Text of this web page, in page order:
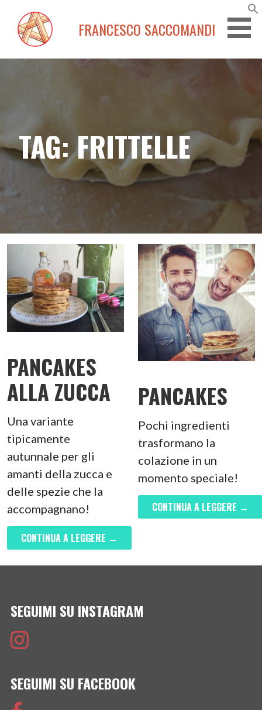
contenuto
FRANCESCO SACCOMANDI
TAG: FRITTELLE
PANCAKES
ALLA ZUCCA
Una variante
tipicamente
autunnale per gli
amanti della zucca e
delle spezie che la
accompagnano!
CONTINUA A LEGGERE →
PANCAKES
Pochi ingredienti
trasformano la
colazione in un
momento speciale!
CONTINUA A LEGGERE →
SEGUIMI SU INSTAGRAM
SEGUIMI SU FACEBOOK